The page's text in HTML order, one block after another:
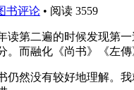
书评论 • 阅读 3559
读第二遍的时候发现第
。而融化《尚书》《左
仍然没有较好地理解。